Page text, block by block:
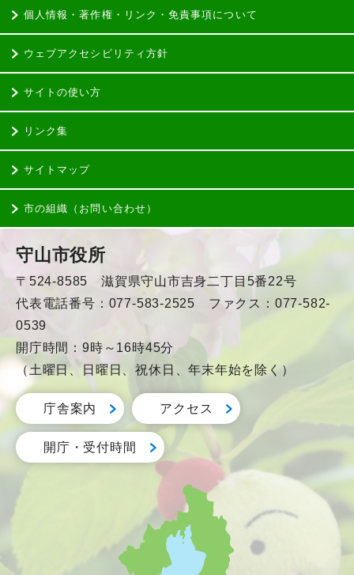
個人情報・著作権・リンク・免責事項について
ウェブアクセシビリティ方針
サイトの使い方
リンク集
サイトマップ
市の組織（お問い合わせ）
守山市役所
〒524-8585 滋賀県守山市吉身二丁目5番22号
代表電話番号：077-583-2525 ファクス：077-582-
0539
開庁時間：9時～16時45分
（土曜日、日曜日、祝休日、年末年始を除く）
庁舎案内 アクセス
開庁・受付時間